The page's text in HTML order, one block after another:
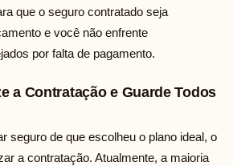
que o seguro contratado seja
e você não enfrente
por falta de pagamento.
a Contratação e Guarde Todos
seguro de que escolheu o plano ideal, o
a contratação. Atualmente, a maioria